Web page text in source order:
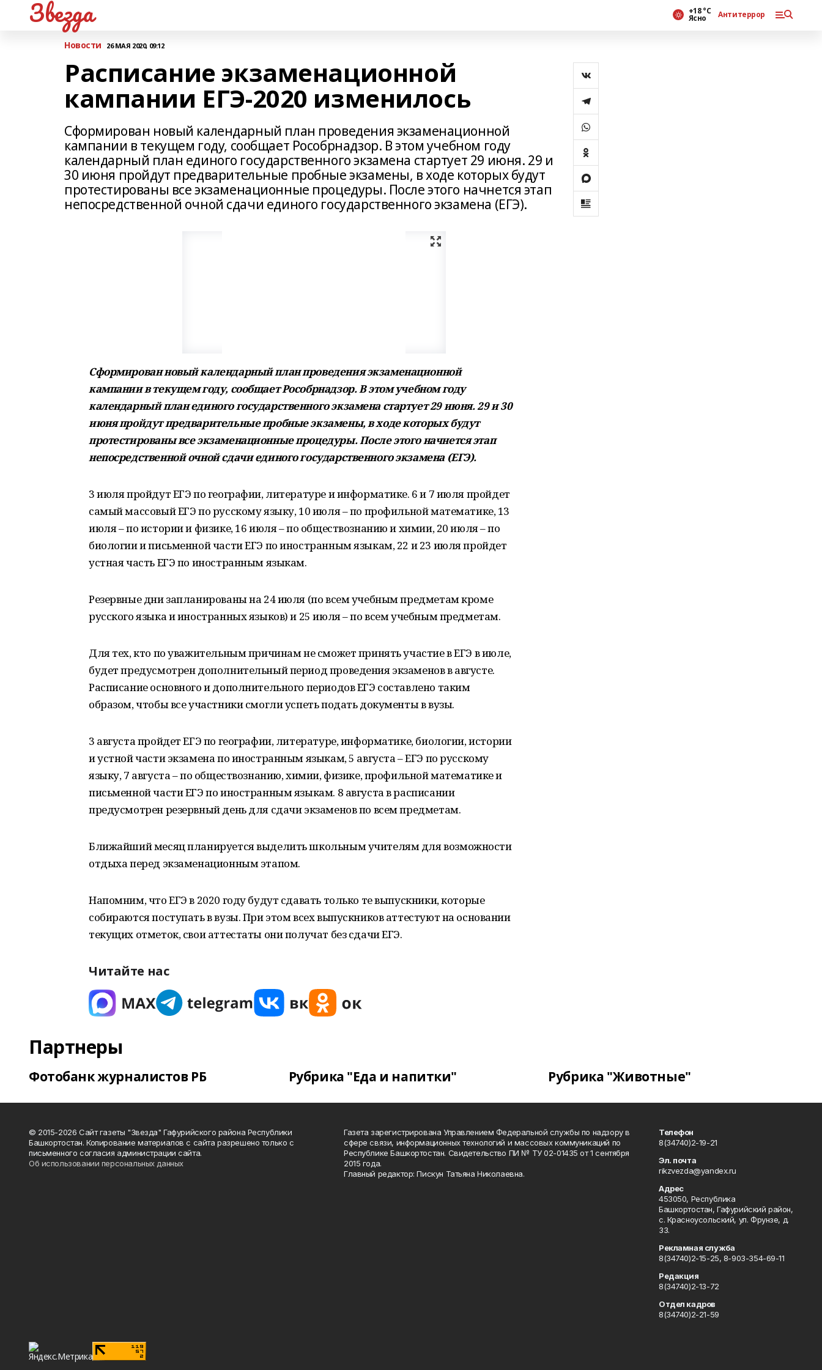
Звезда +18 °С
Ясно Антитеррор
Новости 26 МАЯ 2020, 09:12
Расписание экзаменационной
кампании ЕГЭ-2020 изменилось
Сформирован новый календарный план проведения экзаменационной
кампании в текущем году, сообщает Рособрнадзор. В этом учебном году
календарный план единого государственного экзамена стартует 29 июня. 29 и
30 июня пройдут предварительные пробные экзамены, в ходе которых будут
протестированы все экзаменационные процедуры. После этого начнется этап
непосредственной очной сдачи единого государственного экзамена (ЕГЭ).
Сформирован новый календарный план проведения экзаменационной
кампании в текущем году, сообщает Рособрнадзор. В этом учебном году
календарный план единого государственного экзамена стартует 29 июня. 29 и 30
июня пройдут предварительные пробные экзамены, в ходе которых будут
протестированы все экзаменационные процедуры. После этого начнется этап
непосредственной очной сдачи единого государственного экзамена (ЕГЭ).
3 июля пройдут ЕГЭ по географии, литературе и информатике. 6 и 7 июля пройдет
самый массовый ЕГЭ по русскому языку, 10 июля – по профильной математике, 13
июля – по истории и физике, 16 июля – по обществознанию и химии, 20 июля – по
биологии и письменной части ЕГЭ по иностранным языкам, 22 и 23 июля пройдет
устная часть ЕГЭ по иностранным языкам.
Резервные дни запланированы на 24 июля (по всем учебным предметам кроме
русского языка и иностранных языков) и 25 июля – по всем учебным предметам.
Для тех, кто по уважительным причинам не сможет принять участие в ЕГЭ в июле,
будет предусмотрен дополнительный период проведения экзаменов в августе.
Расписание основного и дополнительного периодов ЕГЭ составлено таким
образом, чтобы все участники смогли успеть подать документы в вузы.
3 августа пройдет ЕГЭ по географии, литературе, информатике, биологии, истории
и устной части экзамена по иностранным языкам, 5 августа – ЕГЭ по русскому
языку, 7 августа – по обществознанию, химии, физике, профильной математике и
письменной части ЕГЭ по иностранным языкам. 8 августа в расписании
предусмотрен резервный день для сдачи экзаменов по всем предметам.
Ближайший месяц планируется выделить школьным учителям для возможности
отдыха перед экзаменационным этапом.
Напомним, что ЕГЭ в 2020 году будут сдавать только те выпускники, которые
собираются поступать в вузы. При этом всех выпускников аттестуют на основании
текущих отметок, свои аттестаты они получат без сдачи ЕГЭ.
Читайте нас
Партнеры
Фотобанк журналистов РБ Рубрика "Еда и напитки" Рубрика "Животные"
© 2015-2026 Сайт газеты "Звезда" Гафурийского района Республики
Башкортостан. Копирование материалов с сайта разрешено только с
письменного согласия администрации сайта.
Об использовании персональных данных
Газета зарегистрирована Управлением Федеральной службы по надзору в
сфере связи, информационных технологий и массовых коммуникаций по
Республике Башкортостан. Свидетельство ПИ № ТУ 02-01435 от 1 сентября
2015 года.
Главный редактор: Пискун Татьяна Николаевна.
Телефон
8(34740)2-19-21
Эл. почта
rikzvezda@yandex.ru
Адрес
453050, Республика
Башкортостан, Гафурийский район,
с. Красноусольский, ул. Фрунзе, д.
33.
Рекламная служба
8(34740)2-15-25, 8-903-354-69-11
Редакция
8(34740)2-13-72
Отдел кадров
8(34740)2-21-59